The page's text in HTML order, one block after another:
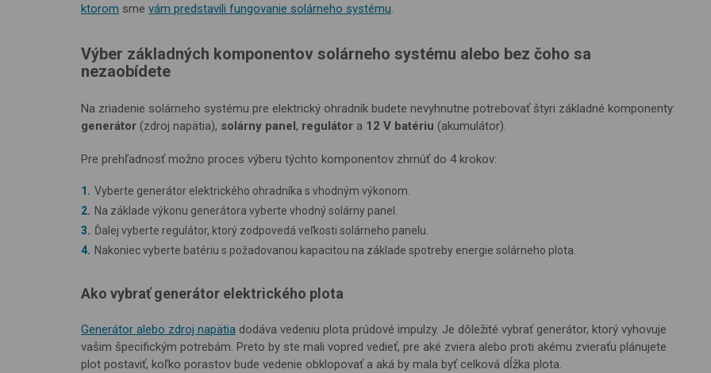
ktorom sme vám predstavili fungovanie solárneho systému.
Výber základných komponentov solárneho systému alebo bez čoho sa
nezaobídete
Na zriadenie solárneho systému pre elektrický ohradník budete nevyhnutne potrebovať štyri základné komponenty:
generátor (zdroj napätia), solárny panel, regulátor a 12 V batériu (akumulátor).
Pre prehľadnosť možno proces výberu týchto komponentov zhrnúť do 4 krokov:
Vyberte generátor elektrického ohradníka s vhodným výkonom.
Na základe výkonu generátora vyberte vhodný solárny panel.
Ďalej vyberte regulátor, ktorý zodpovedá veľkosti solárneho panelu.
Nakoniec vyberte batériu s požadovanou kapacitou na základe spotreby energie solárneho plota.
Ako vybrať generátor elektrického plota
Generátor alebo zdroj napätia dodáva vedeniu plota prúdové impulzy. Je dôležité vybrať generátor, ktorý vyhovuje
vašim špecifickým potrebám. Preto by ste mali vopred vedieť, pre aké zviera alebo proti akému zvieraťu plánujete
plot postaviť, koľko porastov bude vedenie obklopovať a aká by mala byť celková dĺžka plota.